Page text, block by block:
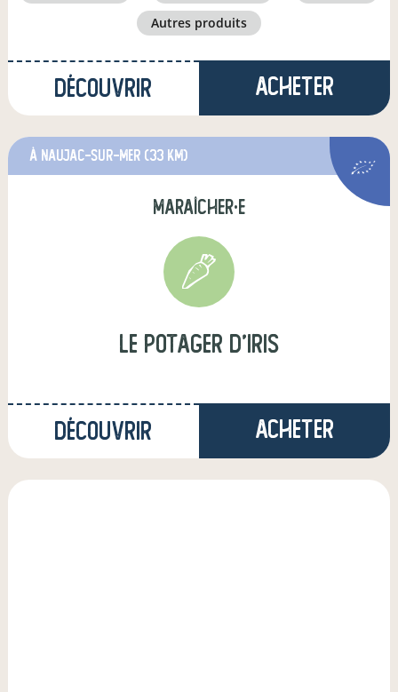
autres produits
Découvrir Acheter
à Naujac-sur-Mer (33 km)
maraîcher·e
Le Potager D'Iris
Découvrir Acheter